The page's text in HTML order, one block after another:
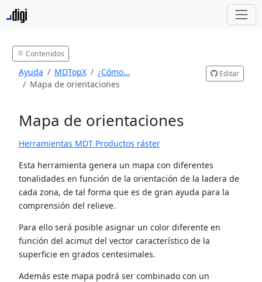
Contenidos
Ayuda MDTopX
¿Cómo...
Mapa de orientaciones
Editar
Mapa de orientaciones
Herramientas MDT Productos ráster
Esta herramienta genera un mapa con diferentes
tonalidades en función de la orientación de la ladera de
cada zona, de tal forma que es de gran ayuda para la
comprensión del relieve.
Para ello será posible asignar un color diferente en
función del acimut del vector característico de la
superficie en grados centesimales.
Además este mapa podrá ser combinado con un